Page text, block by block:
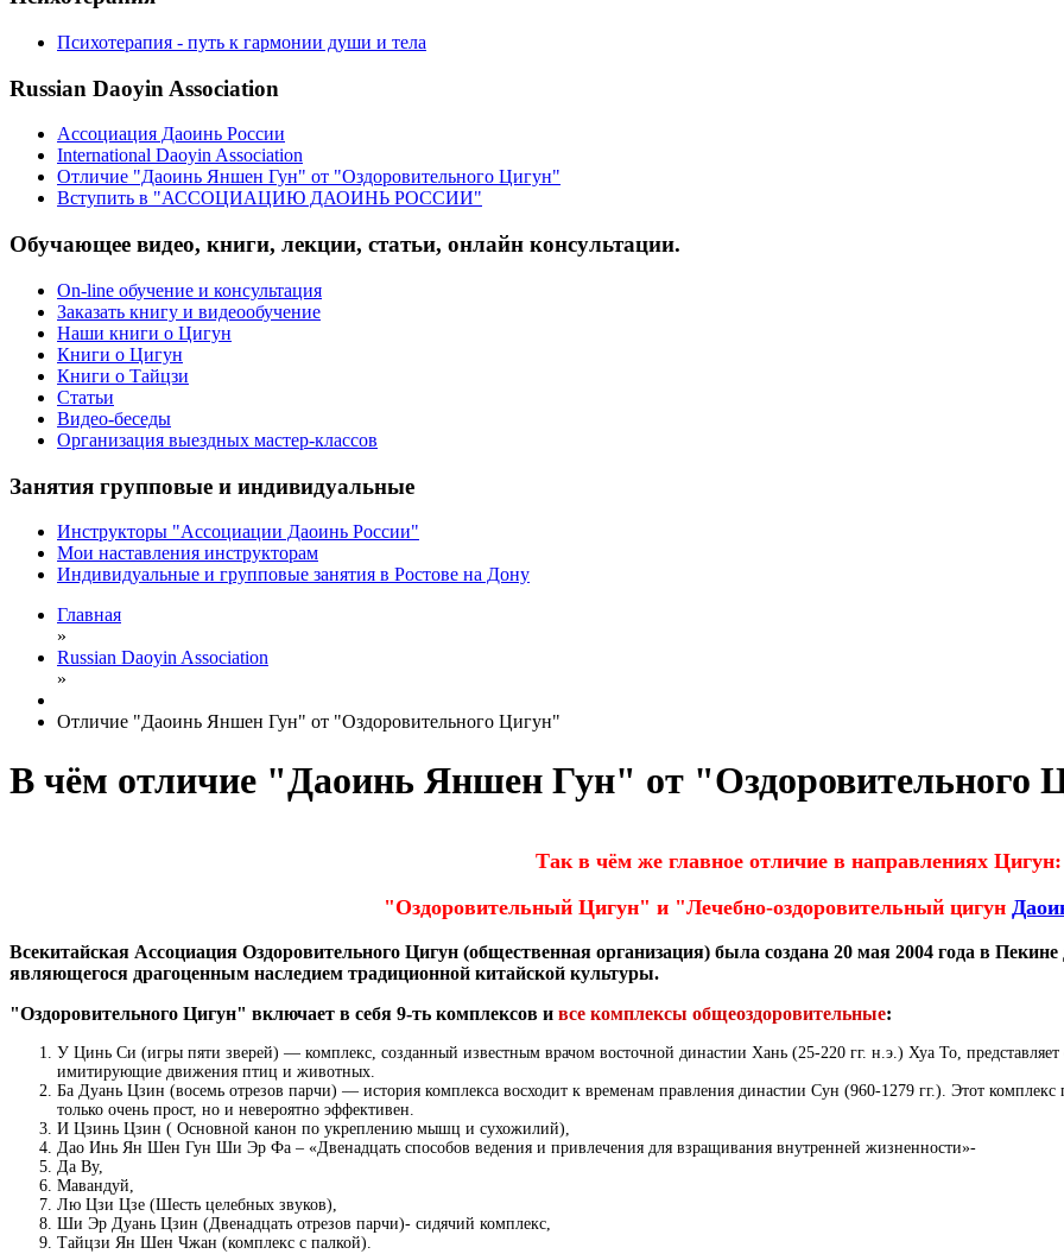
Психотерапия - путь к гармонии души и тела
Russian Daoyin Association
Ассоциация Даоинь России
International Daoyin Association
Отличие "Даоинь Яншен Гун" от "Оздоровительного Цигун"
Вступить в "АССОЦИАЦИЮ ДАОИНЬ РОССИИ"
Обучающее видео, книги, лекции, статьи, онлайн консультации.
On-line обучение и консультация
Заказать книгу и видеообучение
Наши книги о Цигун
Книги о Цигун
Книги о Тайцзи
Статьи
Видео-беседы
Организация выездных мастер-классов
Занятия групповые и индивидуальные
Инструкторы "Ассоциации Даоинь России"
Мои наставления инструкторам
Индивидуальные и групповые занятия в Ростове на Дону
Главная
»
Russian Daoyin Association
»
Отличие "Даоинь Яншен Гун" от "Оздоровительного Цигун"
В чём отличие "Даоинь Яншен Гун" от "Оздоровительного
Так в чём же главное отличие в направлениях Цигун:
"Оздоровительный Цигун" и "Лечебно-оздоровительный цигун
Всекитайская Ассоциация Оздоровительного Цигун (общественная организация) была создана 20 мая 2004 года в
являющегося драгоценным наследием традиционной китайской культуры.
"Оздоровительного Цигун" включает в себя 9-ть комплексов и все комплексы общеоздоровительные:
У Цинь Си (игры пяти зверей) — комплекс, созданный известным врачом восточной династии Хань (25-220 гг. н.э.) Хуа То,
имитирующие движения птиц и животных.
Ба Дуань Цзин (восемь отрезов парчи) — история комплекса восходит к временам правления династии Сун (960-1279 гг.). Этот
только очень прост, но и невероятно эффективен.
И Цзинь Цзин ( Основной канон по укреплению мышц и сухожилий),
Дао Инь Ян Шен Гун Ши Эр Фа – «Двенадцать способов ведения и привлечения для взращивания внутренней жизненности»-
Да Ву,
Мавандуй,
Лю Цзи Цзе (Шесть целебных звуков),
Ши Эр Дуань Цзин (Двенадцать отрезов парчи)- сидячий комплекс,
Тайцзи Ян Шен Чжан (комплекс с палкой).